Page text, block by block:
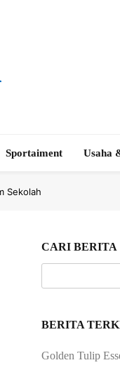
Sportaiment Usaha
Sekolah
CARI BERITA
BERITA
Golden Tulip